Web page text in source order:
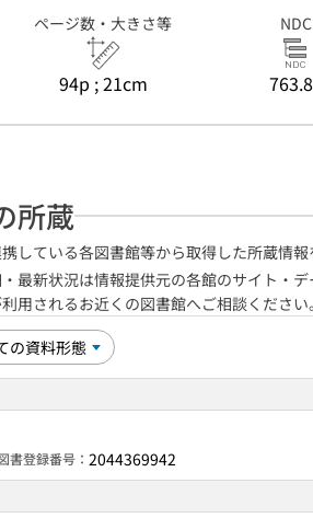
ページ数・大きさ等
94p ; 21cm
NDC
所蔵
している各図書館等から取得した所蔵情報
最新状況は情報提供元の各館のサイト・
用されるお近くの図書館へご相談ください
書登録番号： 2044369942